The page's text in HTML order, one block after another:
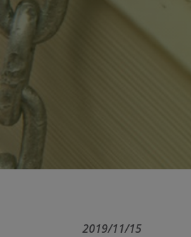
2019/11/15